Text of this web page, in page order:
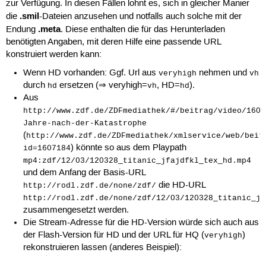
zur Verfügung. In diesen Fällen lohnt es, sich in gleicher Manier
die .smil-Dateien anzusehen und notfalls auch solche mit der
Endung .meta. Diese enthalten die für das Herunterladen
benötigten Angaben, mit deren Hilfe eine passende URL
konstruiert werden kann:
Wenn HD vorhanden: Ggf. Url ausveryhigh nehmen undvh
durch hd ersetzen (⇒ veryhigh=vh, HD=hd).
Aus
http://www.zdf.de/ZDFmediathek/#/beitrag/video/
Jahre-nach-der-Katastrophe
(http://www.zdf.de/ZDFmediathek/xmlservice/web/
id=1607184) könnte so aus dem Playpath
mp4:zdf/12/03/120328_titanic_jfajdfkl_tex_hd.mp4
und dem Anfang der Basis-URL
http://rodl.zdf.de/none/zdf/ die HD-URL
http://rodl.zdf.de/none/zdf/12/03/
zusammengesetzt werden.
Die Stream-Adresse für die HD-Version würde sich auch aus
der Flash-Version für HD und der URL für HQ (veryhigh)
rekonstruieren lassen (anderes Beispiel):